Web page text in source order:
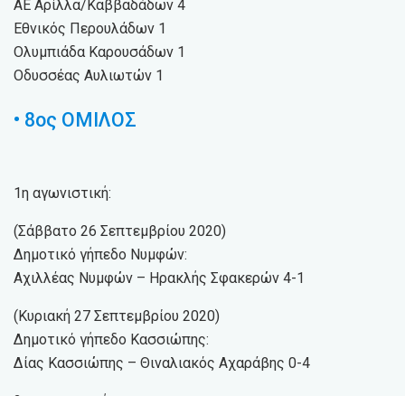
ΑΕ Αρίλλα/Καββαδάδων 4
Εθνικός Περουλάδων 1
Ολυμπιάδα Καρουσάδων 1
Οδυσσέας Αυλιωτών 1
• 8ος ΟΜΙΛΟΣ
1η αγωνιστική:
(Σάββατο 26 Σεπτεμβρίου 2020)
Δημοτικό γήπεδο Νυμφών:
Αχιλλέας Νυμφών – Ηρακλής Σφακερών 4-1
(Κυριακή 27 Σεπτεμβρίου 2020)
Δημοτικό γήπεδο Κασσιώπης:
Δίας Κασσιώπης – Θιναλιακός Αχαράβης 0-4